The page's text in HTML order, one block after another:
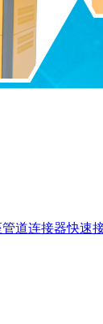
管道连接器快速